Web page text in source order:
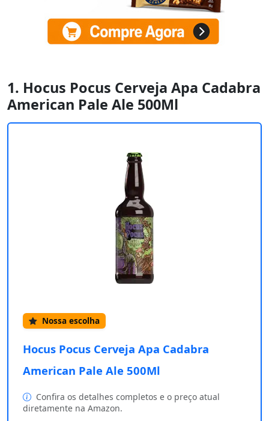
1. Hocus Pocus Cerveja Apa Cadabra
American Pale Ale 500Ml
Nossa escolha
Hocus Pocus Cerveja Apa Cadabra
American Pale Ale 500Ml
Confira os detalhes completos e o preço atual
diretamente na Amazon.